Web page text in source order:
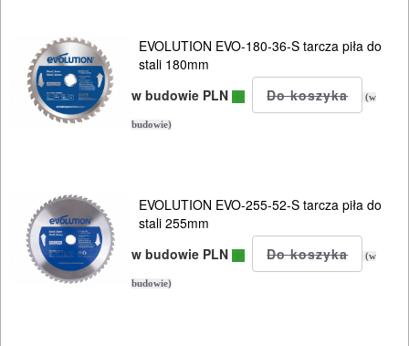
OSPRZĘT
AKCESORIA
Zestawy
osprzętowe
DO
EVOLUTION EVO-180-36-S tarcza piła do
stali 180mm
w budowie PLN
(w
budowie)
EVOLUTION EVO-255-52-S tarcza piła do
stali 255mm
w budowie PLN
(w
budowie)